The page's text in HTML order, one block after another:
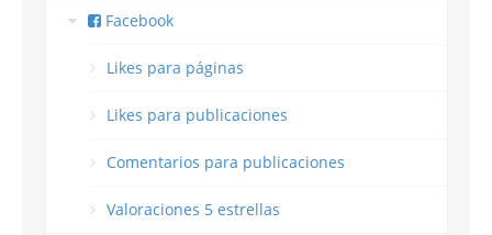
Facebook
Likes para páginas
Likes para publicaciones
Comentarios para publicaciones
Valoraciones 5 estrellas